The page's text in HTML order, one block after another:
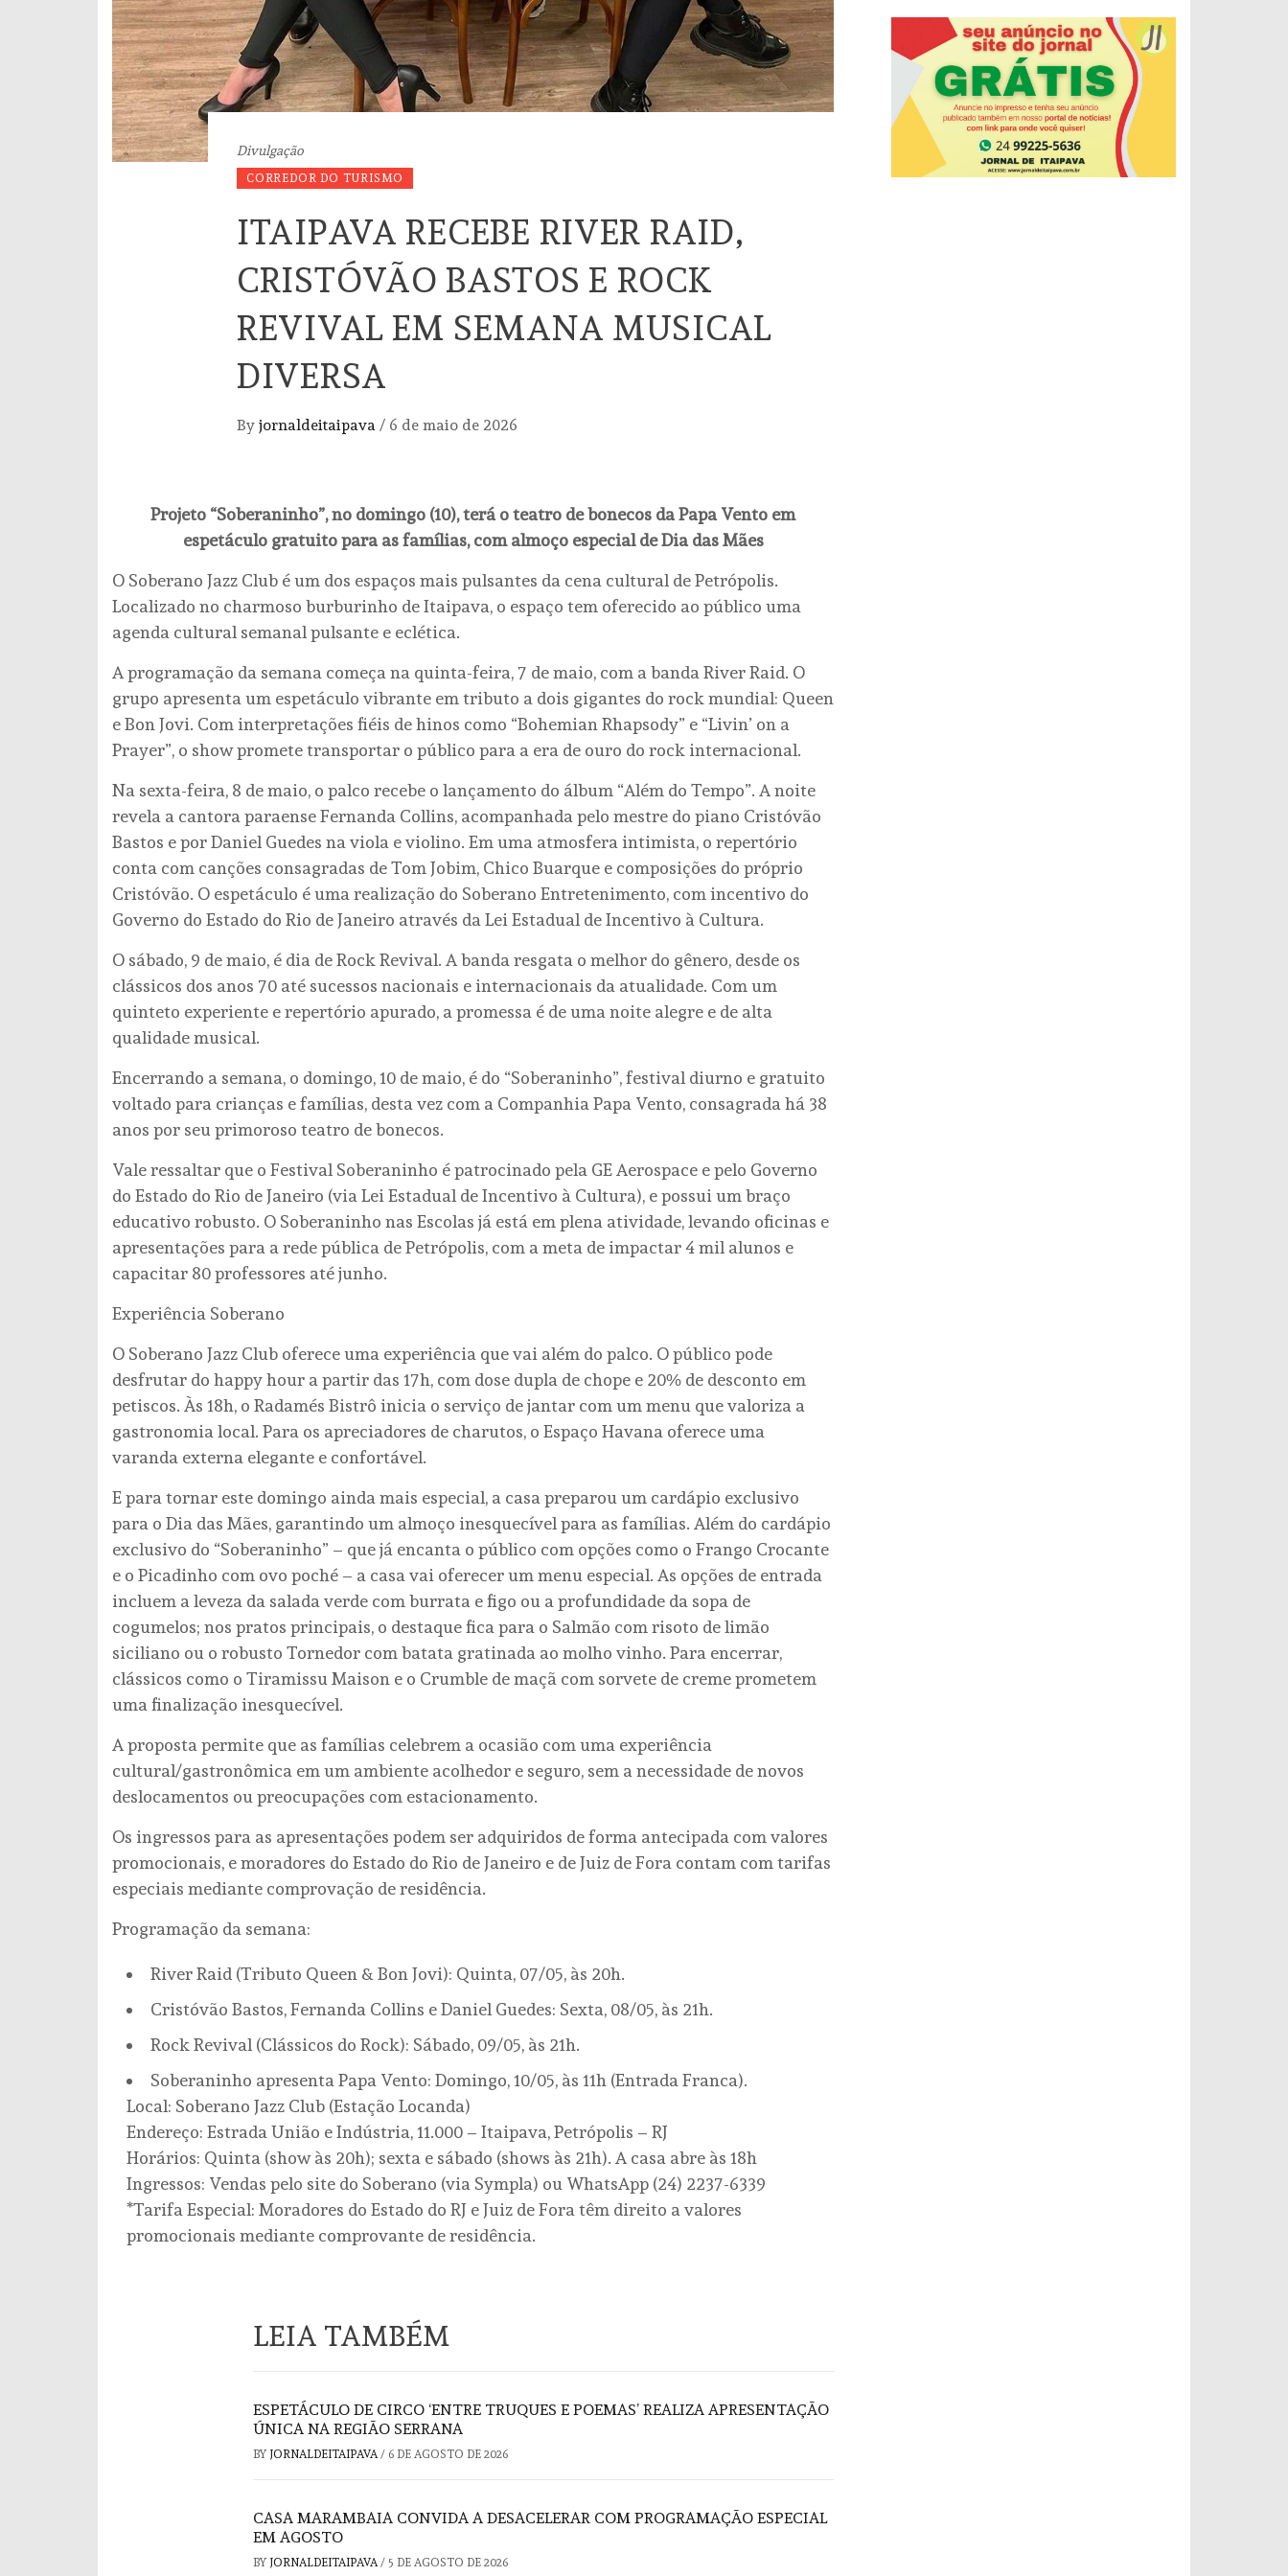
Divulgação
CORREDOR DO TURISMO
ITAIPAVA RECEBE RIVER RAID,
CRISTÓVÃO BASTOS E ROCK
REVIVAL EM SEMANA MUSICAL
DIVERSA
By jornaldeitaipava / 6 de maio de 2026
Projeto “Soberaninho”, no domingo (10), terá o teatro de bonecos da Papa Vento em
espetáculo gratuito para as famílias, com almoço especial de Dia das Mães
O Soberano Jazz Club é um dos espaços mais pulsantes da cena cultural de Petrópolis.
Localizado no charmoso burburinho de Itaipava, o espaço tem oferecido ao público uma
agenda cultural semanal pulsante e eclética.
A programação da semana começa na quinta-feira, 7 de maio, com a banda River Raid. O
grupo apresenta um espetáculo vibrante em tributo a dois gigantes do rock mundial: Queen
e Bon Jovi. Com interpretações fiéis de hinos como “Bohemian Rhapsody” e “Livin’ on a
Prayer”, o show promete transportar o público para a era de ouro do rock internacional.
Na sexta-feira, 8 de maio, o palco recebe o lançamento do álbum “Além do Tempo”. A noite
revela a cantora paraense Fernanda Collins, acompanhada pelo mestre do piano Cristóvão
Bastos e por Daniel Guedes na viola e violino. Em uma atmosfera intimista, o repertório
conta com canções consagradas de Tom Jobim, Chico Buarque e composições do próprio
Cristóvão. O espetáculo é uma realização do Soberano Entretenimento, com incentivo do
Governo do Estado do Rio de Janeiro através da Lei Estadual de Incentivo à Cultura.
O sábado, 9 de maio, é dia de Rock Revival. A banda resgata o melhor do gênero, desde os
clássicos dos anos 70 até sucessos nacionais e internacionais da atualidade. Com um
quinteto experiente e repertório apurado, a promessa é de uma noite alegre e de alta
qualidade musical.
Encerrando a semana, o domingo, 10 de maio, é do “Soberaninho”, festival diurno e gratuito
voltado para crianças e famílias, desta vez com a Companhia Papa Vento, consagrada há 38
anos por seu primoroso teatro de bonecos.
Vale ressaltar que o Festival Soberaninho é patrocinado pela GE Aerospace e pelo Governo
do Estado do Rio de Janeiro (via Lei Estadual de Incentivo à Cultura), e possui um braço
educativo robusto. O Soberaninho nas Escolas já está em plena atividade, levando oficinas e
apresentações para a rede pública de Petrópolis, com a meta de impactar 4 mil alunos e
capacitar 80 professores até junho.
Experiência Soberano
O Soberano Jazz Club oferece uma experiência que vai além do palco. O público pode
desfrutar do happy hour a partir das 17h, com dose dupla de chope e 20% de desconto em
petiscos. Às 18h, o Radamés Bistrô inicia o serviço de jantar com um menu que valoriza a
gastronomia local. Para os apreciadores de charutos, o Espaço Havana oferece uma
varanda externa elegante e confortável.
E para tornar este domingo ainda mais especial, a casa preparou um cardápio exclusivo
para o Dia das Mães, garantindo um almoço inesquecível para as famílias. Além do cardápio
exclusivo do “Soberaninho” – que já encanta o público com opções como o Frango Crocante
e o Picadinho com ovo poché – a casa vai oferecer um menu especial. As opções de entrada
incluem a leveza da salada verde com burrata e figo ou a profundidade da sopa de
cogumelos; nos pratos principais, o destaque fica para o Salmão com risoto de limão
siciliano ou o robusto Tornedor com batata gratinada ao molho vinho. Para encerrar,
clássicos como o Tiramissu Maison e o Crumble de maçã com sorvete de creme prometem
uma finalização inesquecível.
A proposta permite que as famílias celebrem a ocasião com uma experiência
cultural/gastronômica em um ambiente acolhedor e seguro, sem a necessidade de novos
deslocamentos ou preocupações com estacionamento.
Os ingressos para as apresentações podem ser adquiridos de forma antecipada com valores
promocionais, e moradores do Estado do Rio de Janeiro e de Juiz de Fora contam com tarifas
especiais mediante comprovação de residência.
Programação da semana:
River Raid (Tributo Queen & Bon Jovi): Quinta, 07/05, às 20h.
Cristóvão Bastos, Fernanda Collins e Daniel Guedes: Sexta, 08/05, às 21h.
Rock Revival (Clássicos do Rock): Sábado, 09/05, às 21h.
Soberaninho apresenta Papa Vento: Domingo, 10/05, às 11h (Entrada Franca).
Local: Soberano Jazz Club (Estação Locanda)
Endereço: Estrada União e Indústria, 11.000 – Itaipava, Petrópolis – RJ
Horários: Quinta (show às 20h); sexta e sábado (shows às 21h). A casa abre às 18h
Ingressos: Vendas pelo site do Soberano (via Sympla) ou WhatsApp (24) 2237-6339
*Tarifa Especial: Moradores do Estado do RJ e Juiz de Fora têm direito a valores
promocionais mediante comprovante de residência.
LEIA TAMBÉM
ESPETÁCULO DE CIRCO ‘ENTRE TRUQUES E POEMAS’ REALIZA APRESENTAÇÃO
ÚNICA NA REGIÃO SERRANA
BY JORNALDEITAIPAVA/ 6 DE AGOSTO DE 2026
CASA MARAMBAIA CONVIDA A DESACELERAR COM PROGRAMAÇÃO ESPECIAL
EM AGOSTO
BY JORNALDEITAIPAVA/ 5 DE AGOSTO DE 2026